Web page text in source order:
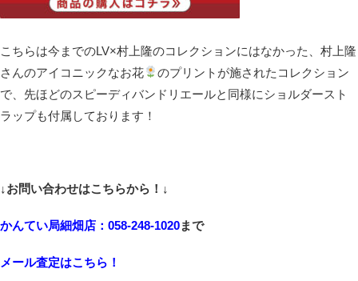
こちらは今までのLV×村上隆のコレクションにはなかった、村上隆
さんのアイコニックなお花
のプリントが施されたコレクション
で、先ほどのスピーディバンドリエールと同様にショルダースト
ラップも付属しております！
↓お問い合わせはこちらから！↓
かんてい局細畑店：058-248-1020まで
メール査定はこちら！